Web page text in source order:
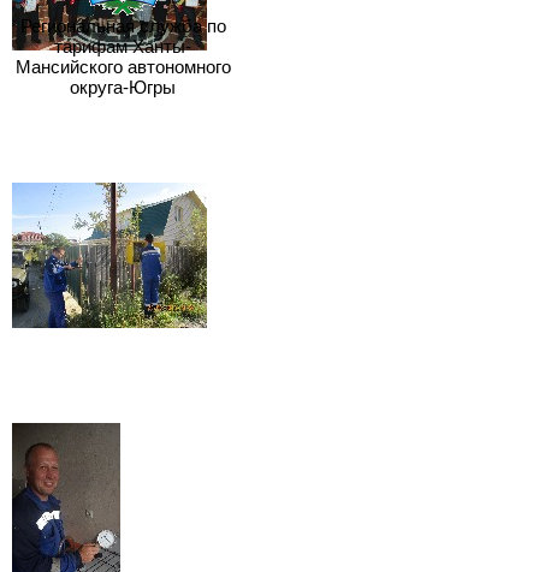
Региональная служба по
тарифам Ханты-
Мансийского автономного
округа-Югры